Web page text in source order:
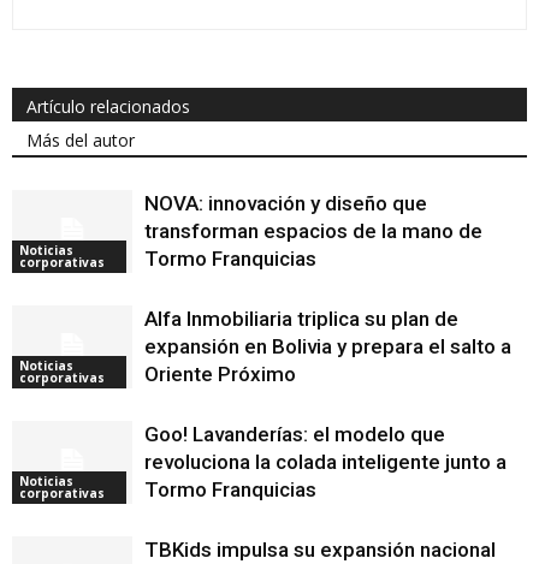
Artículo relacionados
Más del autor
Noticias
corporativas
NOVA: innovación y diseño que
transforman espacios de la mano de
Tormo Franquicias
Noticias
corporativas
Alfa Inmobiliaria triplica su plan de
expansión en Bolivia y prepara el salto a
Oriente Próximo
Noticias
corporativas
Goo! Lavanderías: el modelo que
revoluciona la colada inteligente junto a
Tormo Franquicias
TBKids impulsa su expansión nacional